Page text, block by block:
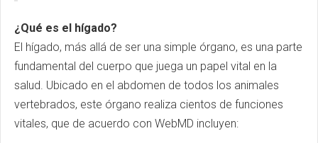
¿Qué es el hígado?
El hígado, más allá de ser una simple órgano, es una parte
fundamental del cuerpo que juega un papel vital en la
salud. Ubicado en el abdomen de todos los animales
vertebrados, este órgano realiza cientos de funciones
vitales, que de acuerdo con WebMD incluyen: